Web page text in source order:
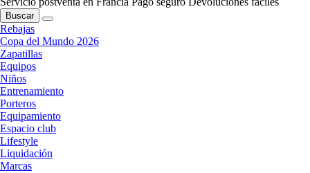
Buscar
Rebajas
Copa del Mundo 2026
Zapatillas
Equipos
Niños
Entrenamiento
Porteros
Equipamiento
Espacio club
Lifestyle
Liquidación
Marcas